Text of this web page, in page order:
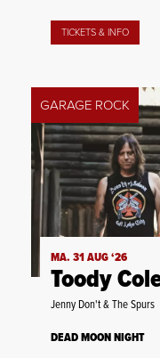
TICKETS & INFO
GARAGE ROCK
MA. 31 AUG ‘26
Toody
Jenny Don't & The Spurs
DEAD MOON NIGHT